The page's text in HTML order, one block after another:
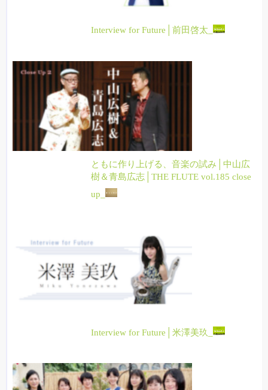
Interview for Future│前田啓太_
ともに作り上げる、音楽の試み│中山広
樹＆青島広志│THE FLUTE vol.185 close
up_
Interview for Future│米澤美玖_